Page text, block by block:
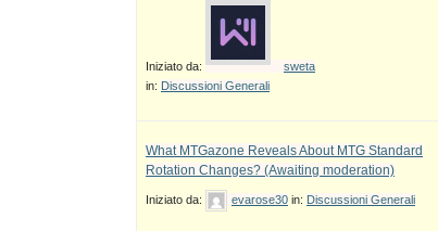
Iniziato da:
sweta
in: Discussioni Generali
What MTGazone Reveals About MTG Standard
Rotation Changes? (Awaiting moderation)
Iniziato da: evarose30 in: Discussioni Generali